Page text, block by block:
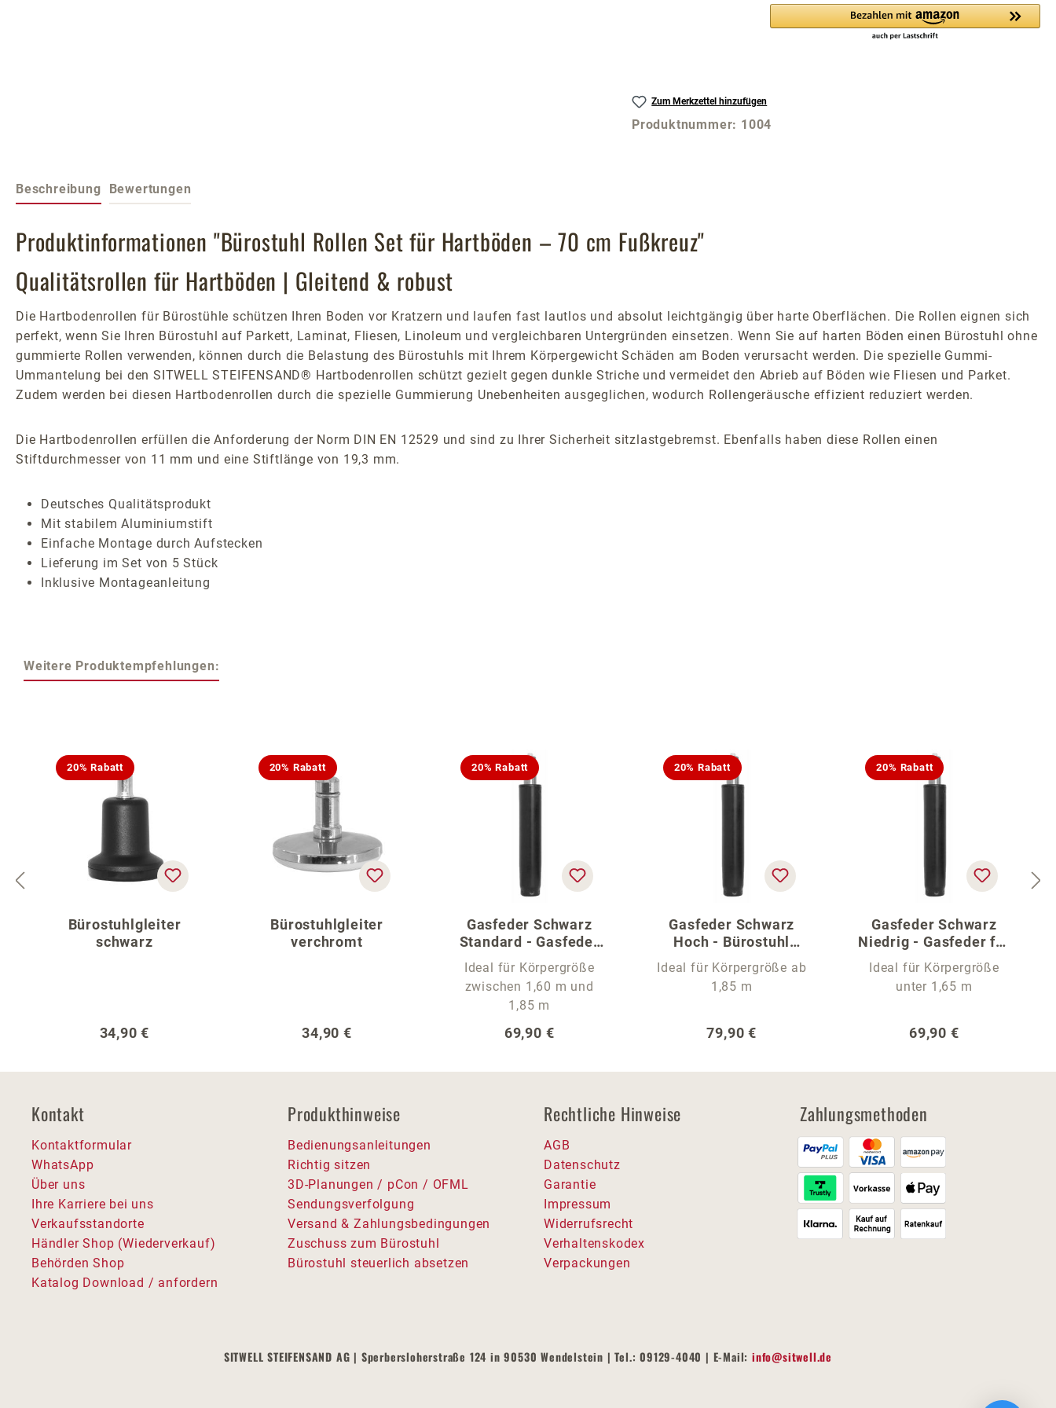
Zum Merkzettel hinzufügen
Produktnummer: 1004
Beschreibung Bewertungen
Produktinformationen "Bürostuhl Rollen Set für Hartböden – 70 cm Fußkreuz"
Qualitätsrollen für Hartböden | Gleitend & robust
Die Hartbodenrollen für Bürostühle schützen Ihren Boden vor Kratzern und laufen fast lautlos und absolut leichtgängig über harte Oberflächen. Die Rollen eignen sich
perfekt, wenn Sie Ihren Bürostuhl auf Parkett, Laminat, Fliesen, Linoleum und vergleichbaren Untergründen einsetzen. Wenn Sie auf harten Böden einen Bürostuhl ohne
gummierte Rollen verwenden, können durch die Belastung des Bürostuhls mit Ihrem Körpergewicht Schäden am Boden verursacht werden. Die spezielle Gummi-
Ummantelung bei den SITWELL STEIFENSAND® Hartbodenrollen schützt gezielt gegen dunkle Striche und vermeidet den Abrieb auf Böden wie Fliesen und Parket.
Zudem werden bei diesen Hartbodenrollen durch die spezielle Gummierung Unebenheiten ausgeglichen, wodurch Rollengeräusche effizient reduziert werden.
Die Hartbodenrollen erfüllen die Anforderung der Norm DIN EN 12529 und sind zu Ihrer Sicherheit sitzlastgebremst. Ebenfalls haben diese Rollen einen
Stiftdurchmesser von 11 mm und eine Stiftlänge von 19,3 mm.
Deutsches Qualitätsprodukt
Mit stabilem Aluminiumstift
Einfache Montage durch Aufstecken
Lieferung im Set von 5 Stück
Inklusive Montageanleitung
Weitere Produktempfehlungen:
20% Rabatt
Bürostuhlgleiter
schwarz
Regulärer Preis:
34,90 €
20% Rabatt
Bürostuhlgleiter
verchromt
Regulärer Preis:
34,90 €
20% Rabatt
Gasfeder Schwarz
Standard - Gasfeder
für den Bürostuhl
Ideal für Körpergröße
zwischen 1,60 m und
1,85 m
Regulärer Preis:
69,90 €
20% Rabatt
Gasfeder Schwarz
Hoch - Bürostuhl
Gasfeder
Ideal für Körpergröße ab
1,85 m
Regulärer Preis:
79,90 €
20% Rabatt
Gasfeder Schwarz
Niedrig - Gasfeder für
Bürostühle
Ideal für Körpergröße
unter 1,65 m
Regulärer Preis:
69,90 €
Kontakt
Kontaktformular
WhatsApp
Über uns
Ihre Karriere bei uns
Verkaufsstandorte
Händler Shop (Wiederverkauf)
Behörden Shop
Katalog Download / anfordern
Produkthinweise
Bedienungsanleitungen
Richtig sitzen
3D-Planungen / pCon / OFML
Sendungsverfolgung
Versand & Zahlungsbedingungen
Zuschuss zum Bürostuhl
Bürostuhl steuerlich absetzen
Rechtliche Hinweise
AGB
Datenschutz
Garantie
Impressum
Widerrufsrecht
Verhaltenskodex
Verpackungen
Zahlungsmethoden
SITWELL STEIFENSAND AG | Sperbersloherstraße 124 in 90530 Wendelstein | Tel.: 09129-4040 | E-Mail:info@sitwell.de